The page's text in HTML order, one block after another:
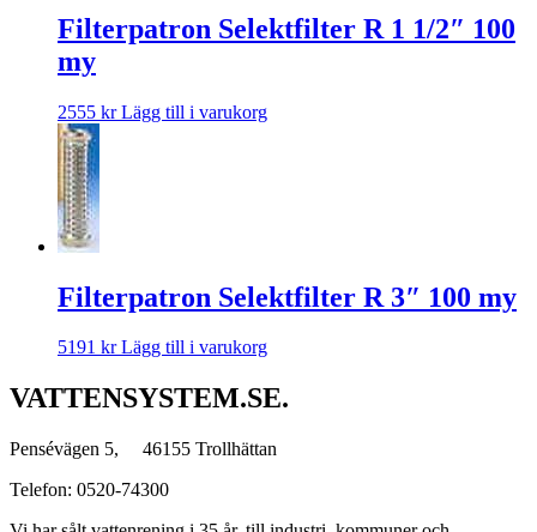
Filterpatron Selektfilter R 1 1/2″ 100
my
2555 kr Lägg till i varukorg
Filterpatron Selektfilter R 3″ 100 my
5191 kr Lägg till i varukorg
VATTENSYSTEM.SE.
Pensévägen 5, 46155 Trollhättan
Telefon: 0520-74300